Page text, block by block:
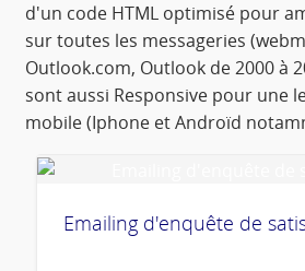
d'un code HTML optimisé pour
sur toutes les messageries
Outlook.com, Outlook de 2000 à
sont aussi Responsive pour une
mobile (Iphone et Androïd
Emailing d'enquête de